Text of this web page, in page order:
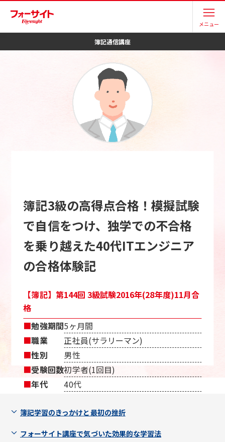
メニュー
簿記通信講座
簿記3級の高得点合格！模擬試験
で自信をつけ、独学での不合格
を乗り越えた40代ITエンジニア
の合格体験記
【簿記】第144回 3級試験2016年(28年度)11月合
格
■勉強期間5ヶ月間
■職業
正社員(サラリーマン)
■性別
男性
■受験回数初学者(1回目)
■年代 40代
簿記学習のきっかけと最初の挫折
フォーサイト講座で気づいた効果的な学習法